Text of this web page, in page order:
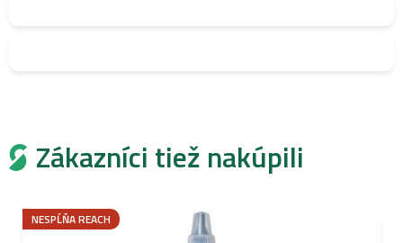
Zákazníci tiež nakúpili
NESPĹŇA REACH